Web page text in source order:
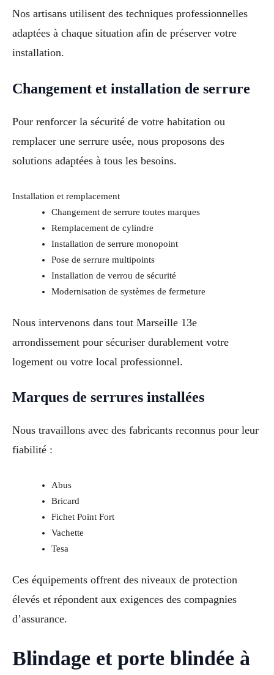
Nos artisans utilisent des techniques professionnelles
adaptées à chaque situation afin de préserver votre
installation.
Changement et installation de serrure
Pour renforcer la sécurité de votre habitation ou
remplacer une serrure usée, nous proposons des
solutions adaptées à tous les besoins.
Installation et remplacement
Changement de serrure toutes marques
Remplacement de cylindre
Installation de serrure monopoint
Pose de serrure multipoints
Installation de verrou de sécurité
Modernisation de systèmes de fermeture
Nous intervenons dans tout Marseille 13e
arrondissement pour sécuriser durablement votre
logement ou votre local professionnel.
Marques de serrures installées
Nous travaillons avec des fabricants reconnus pour leur
fiabilité :
Abus
Bricard
Fichet Point Fort
Vachette
Tesa
Ces équipements offrent des niveaux de protection
élevés et répondent aux exigences des compagnies
d’assurance.
Blindage et porte blindée à